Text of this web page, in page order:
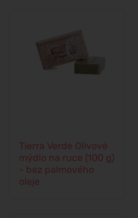
Tierra Verde Olivové
mýdlo na ruce (100 g)
- bez palmového
oleje